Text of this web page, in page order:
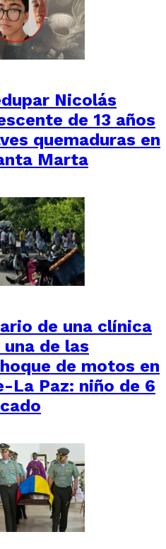
Nicolás
de 13 años
quemaduras en
Marta
de una clínica
de las
de motos en
La Paz: niño de 6